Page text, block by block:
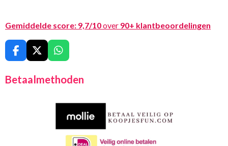
Gemiddelde score: 9,7/10over 90+ klantbeoordelingen
F
a
c
e
X
W
h
t
A
Betaalmethoden